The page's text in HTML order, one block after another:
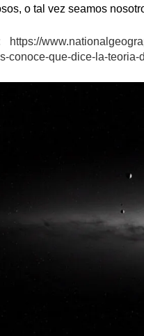
o tal vez seamos
https://
conoce-que-dice-la-teoria-